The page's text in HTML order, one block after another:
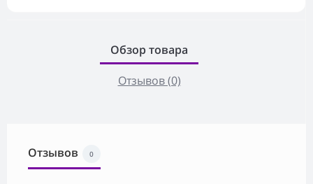
Обзор товара
Отзывов (0)
Отзывов 0